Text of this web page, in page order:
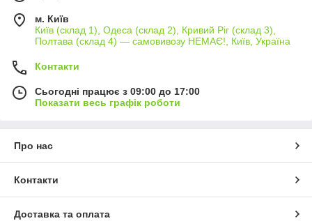
м. Київ
Київ (склад 1), Одеса (склад 2), Кривий Ріг (склад 3),
Полтава (склад 4) — самовивозу НЕМАЄ!, Київ, Україна
Контакти
Сьогодні працює з 09:00 до 17:00
Показати весь графік роботи
Про нас
Контакти
Доставка та оплата